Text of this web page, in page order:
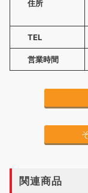
住所
TEL
営業時間
関連商品